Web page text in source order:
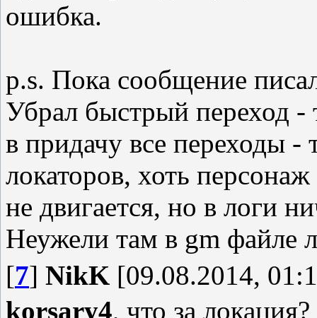
ошибка.
p.s. Пока сообщение
Убрал быстрый переход -
в придачу все переходы -
локаторов, хоть
не двигается, но в логи
Неужели там в gm файле
[7] NikK [09.08.2014,
korsary4, что за